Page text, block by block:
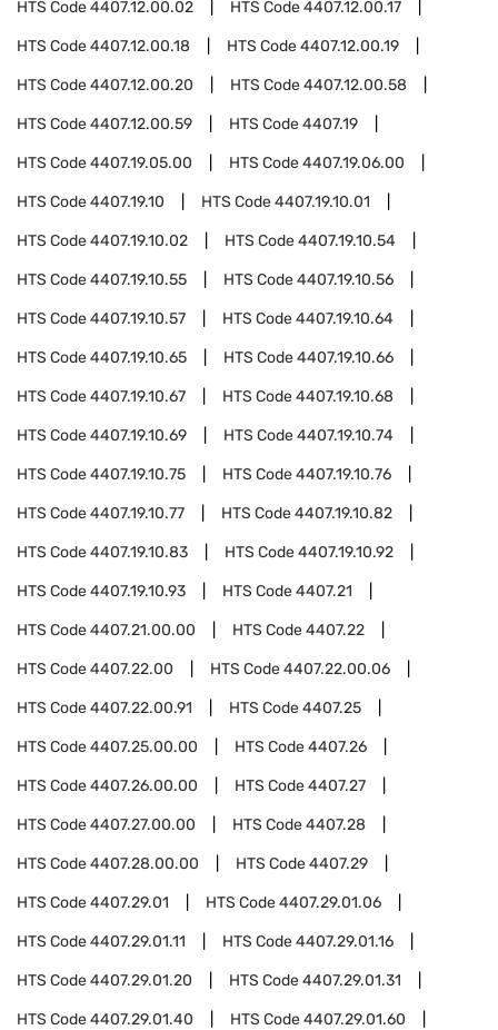
HTS Code4407.12.00.02 HTS Code4407.12.00.17
HTS Code4407.12.00.18 HTS Code4407.12.00.19
HTS Code4407.12.00.20 HTS Code4407.12.00.58
HTS Code4407.12.00.59 HTS Code4407.19
HTS Code4407.19.05.00 HTS Code4407.19.06.00
HTS Code4407.19.10 HTS Code4407.19.10.01
HTS Code4407.19.10.02 HTS Code4407.19.10.54
HTS Code4407.19.10.55 HTS Code4407.19.10.56
HTS Code4407.19.10.57 HTS Code4407.19.10.64
HTS Code4407.19.10.65 HTS Code4407.19.10.66
HTS Code4407.19.10.67 HTS Code4407.19.10.68
HTS Code4407.19.10.69 HTS Code4407.19.10.74
HTS Code4407.19.10.75 HTS Code4407.19.10.76
HTS Code4407.19.10.77 HTS Code4407.19.10.82
HTS Code4407.19.10.83 HTS Code4407.19.10.92
HTS Code4407.19.10.93 HTS Code4407.21
HTS Code4407.21.00.00 HTS Code4407.22
HTS Code4407.22.00 HTS Code4407.22.00.06
HTS Code4407.22.00.91 HTS Code4407.25
HTS Code4407.25.00.00 HTS Code4407.26
HTS Code4407.26.00.00 HTS Code4407.27
HTS Code4407.27.00.00 HTS Code4407.28
HTS Code4407.28.00.00 HTS Code4407.29
HTS Code4407.29.01 HTS Code4407.29.01.06
HTS Code4407.29.01.11 HTS Code4407.29.01.16
HTS Code4407.29.01.20 HTS Code4407.29.01.31
HTS Code4407.29.01.40 HTS Code4407.29.01.60